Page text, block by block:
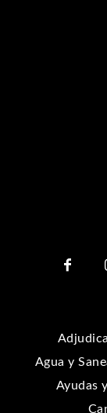
Agua y
Ayudas